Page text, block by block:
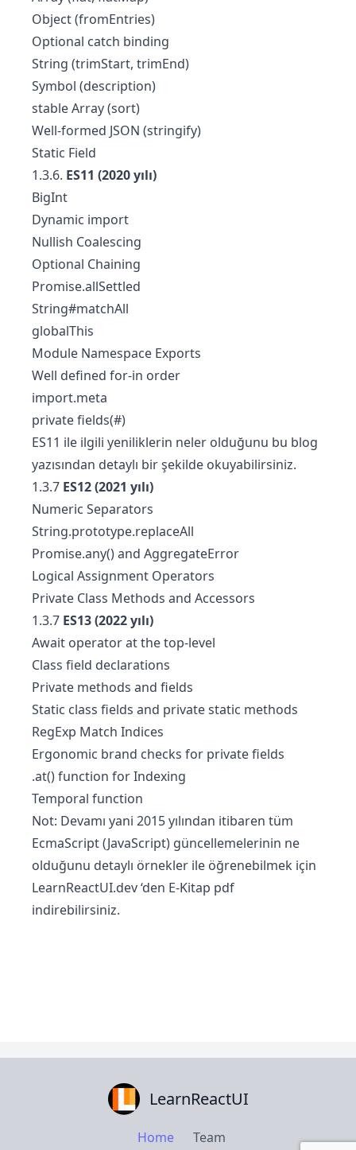
Object (fromEntries)
Optional catch binding
String (trimStart, trimEnd)
Symbol (description)
stable Array (sort)
Well-formed JSON (stringify)
Static Field
1.3.6. ES11 (2020 yılı)
BigInt
Dynamic import
Nullish Coalescing
Optional Chaining
Promise.allSettled
String#matchAll
globalThis
Module Namespace Exports
Well defined for-in order
import.meta
private fields(#)
ES11 ile ilgili yeniliklerin neler olduğunu bu blog
yazısından detaylı bir şekilde okuyabilirsiniz.
1.3.7 ES12 (2021 yılı)
Numeric Separators
String.prototype.replaceAll
Promise.any() and AggregateError
Logical Assignment Operators
Private Class Methods and Accessors
1.3.7 ES13 (2022 yılı)
Await operator at the top-level
Class field declarations
Private methods and fields
Static class fields and private static methods
RegExp Match Indices
Ergonomic brand checks for private fields
.at() function for Indexing
Temporal function
Not: Devamı yani 2015 yılından itibaren tüm
EcmaScript (JavaScript) güncellemelerinin ne
olduğunu detaylı örnekler ile öğrenebilmek için
LearnReactUI.dev‘den E-Kitap pdf
indirebilirsiniz.
LearnReactUI
Home Team